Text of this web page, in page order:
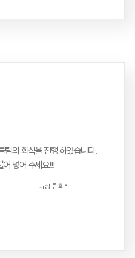
팀의 회식을 진행 하였습니다.
넣어 주세요!!!